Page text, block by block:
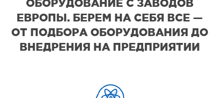
ОБОРУДОВАНИЕ С ЗАВОДОВ
ЕВРОПЫ. БЕРЕМ НА СЕБЯ ВСЕ —
ОТ ПОДБОРА ОБОРУДОВАНИЯ ДО
ВНЕДРЕНИЯ НА ПРЕДПРИЯТИИ